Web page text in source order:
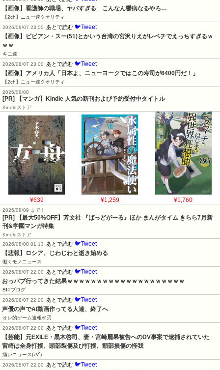
【画像】看護師の職場、ヤバすぎる　こんなん鬱病なるやろ…
【2ch】ニュー速クオリティ
2026/08/07 23:00
あとで読む 🐦Tweet
【画像】ビビアン・スー(51)とかいう台湾の宮沢りえがレベチでえっちすぎるｗ
ｗｗ
キニ速
2026/08/07 23:00
あとで読む 🐦Tweet
【画像】アメリカ人「日本よ、ニューヨークではこの寿司が6400円だ！」
【2ch】ニュー速クオリティ
2026/08/08
[PR] 【マンガ】Kindle 人気の新刊および予約受付中タイトル
Kindleストア
¥639 ¥1,259 ¥1,760
2026/08/09 まで！
[PR] 【最大50%OFF】芳文社 『ばっどがーる』ほか まんがタイム きらら7月新
刊&学園マンガ特集
Kindleストア
2026/08/08 01:13
あとで読む 🐦Tweet
【悲報】ロシア、じわじわと逝き始める
働くモノニュース
2026/08/07 22:00
あとで読む 🐦Tweet
おっパブ行ってきた結果ｗｗｗｗｗｗｗｗｗｗｗｗｗｗｗｗｗｗｗｗ
BIPブログ
2026/08/07 22:00
あとで読む 🐦Tweet
声優の声でAI動画作ってる人達、終了へ
オレ的ゲーム速報＠刃
2026/08/07 22:00
あとで読む 🐦Tweet
【芸能】元EXILE・黒木啓司、妻・宮崎麗果被告へのDV事案で逮捕されていた
宮崎は全身打撲、頭部裂傷及び打撲、頸部損傷の怪我
痛いニュース(ﾉ∀`)
2026/08/07 22:00
あとで読む 🐦Tweet